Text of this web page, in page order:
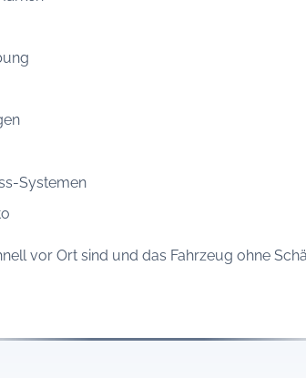
Systemen
vor Ort sind und das Fahrzeug ohne